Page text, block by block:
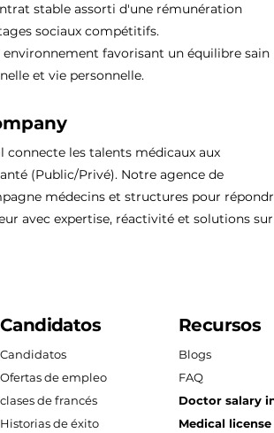
stable assorti d'une rémunération
sociaux compétitifs.
environnement favorisant un équilibre sain
et vie personnelle.
connecte les talents médicaux aux
(Public/Privé). Notre agence de
médecins et structures pour
avec expertise, réactivité et solutions sur
Candidatos
Candidatos
Ofertas de empleo
clases de francés
Historias de éxito
Recursos
Blogs
FAQ
Doctor salary
Medical